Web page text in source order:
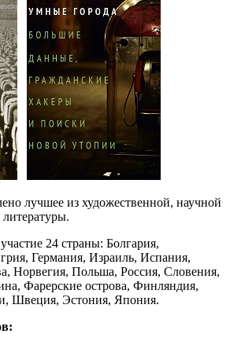
лучшее из художественной, научной
24 страны: Болгария,
Германия, Израиль, Испания,
Норвегия, Польша, Россия, Словения,
Фарерские острова, Финляндия,
Швеция, Эстония, Япония.